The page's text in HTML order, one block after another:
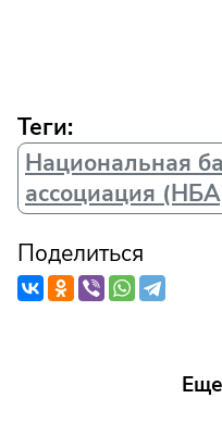
Теги:
Национальная
ассоциация
Поделиться